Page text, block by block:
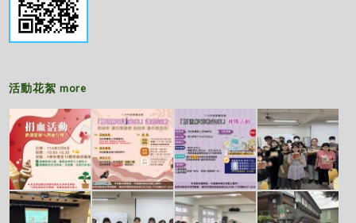
活動花絮more